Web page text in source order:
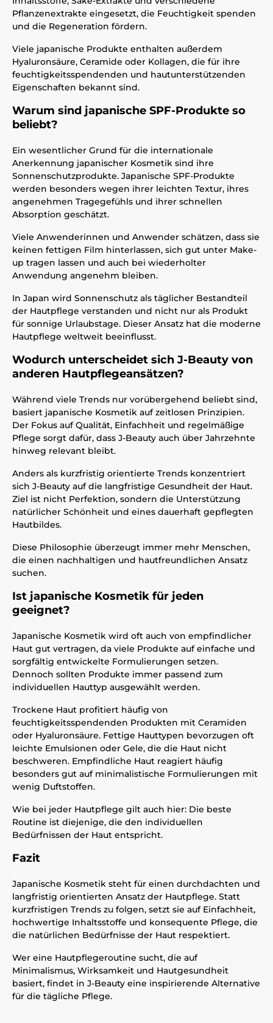
Pflanzenextrakte eingesetzt, die Feuchtigkeit spenden
und die Regeneration fördern.
Viele japanische Produkte enthalten außerdem
Hyaluronsäure, Ceramide oder Kollagen, die für ihre
feuchtigkeitsspendenden und hautunterstützenden
Eigenschaften bekannt sind.
Warum sind japanische SPF-Produkte so
beliebt?
Ein wesentlicher Grund für die internationale
Anerkennung japanischer Kosmetik sind ihre
Sonnenschutzprodukte. Japanische SPF-Produkte
werden besonders wegen ihrer leichten Textur, ihres
angenehmen Tragegefühls und ihrer schnellen
Absorption geschätzt.
Viele Anwenderinnen und Anwender schätzen, dass sie
keinen fettigen Film hinterlassen, sich gut unter Make-
up tragen lassen und auch bei wiederholter
Anwendung angenehm bleiben.
In Japan wird Sonnenschutz als täglicher Bestandteil
der Hautpflege verstanden und nicht nur als Produkt
für sonnige Urlaubstage. Dieser Ansatz hat die moderne
Hautpflege weltweit beeinflusst.
Wodurch unterscheidet sich J-Beauty von
anderen Hautpflegeansätzen?
Während viele Trends nur vorübergehend beliebt sind,
basiert japanische Kosmetik auf zeitlosen Prinzipien.
Der Fokus auf Qualität, Einfachheit und regelmäßige
Pflege sorgt dafür, dass J-Beauty auch über Jahrzehnte
hinweg relevant bleibt.
Anders als kurzfristig orientierte Trends konzentriert
sich J-Beauty auf die langfristige Gesundheit der Haut.
Ziel ist nicht Perfektion, sondern die Unterstützung
natürlicher Schönheit und eines dauerhaft gepflegten
Hautbildes.
Diese Philosophie überzeugt immer mehr Menschen,
die einen nachhaltigen und hautfreundlichen Ansatz
suchen.
Ist japanische Kosmetik für jeden
geeignet?
Japanische Kosmetik wird oft auch von empfindlicher
Haut gut vertragen, da viele Produkte auf einfache und
sorgfältig entwickelte Formulierungen setzen.
Dennoch sollten Produkte immer passend zum
individuellen Hauttyp ausgewählt werden.
Trockene Haut profitiert häufig von
feuchtigkeitsspendenden Produkten mit Ceramiden
oder Hyaluronsäure. Fettige Hauttypen bevorzugen oft
leichte Emulsionen oder Gele, die die Haut nicht
beschweren. Empfindliche Haut reagiert häufig
besonders gut auf minimalistische Formulierungen mit
wenig Duftstoffen.
Wie bei jeder Hautpflege gilt auch hier: Die beste
Routine ist diejenige, die den individuellen
Bedürfnissen der Haut entspricht.
Fazit
Japanische Kosmetik steht für einen durchdachten und
langfristig orientierten Ansatz der Hautpflege. Statt
kurzfristigen Trends zu folgen, setzt sie auf Einfachheit,
hochwertige Inhaltsstoffe und konsequente Pflege, die
die natürlichen Bedürfnisse der Haut respektiert.
Wer eine Hautpflegeroutine sucht, die auf
Minimalismus, Wirksamkeit und Hautgesundheit
basiert, findet in J-Beauty eine inspirierende Alternative
für die tägliche Pflege.